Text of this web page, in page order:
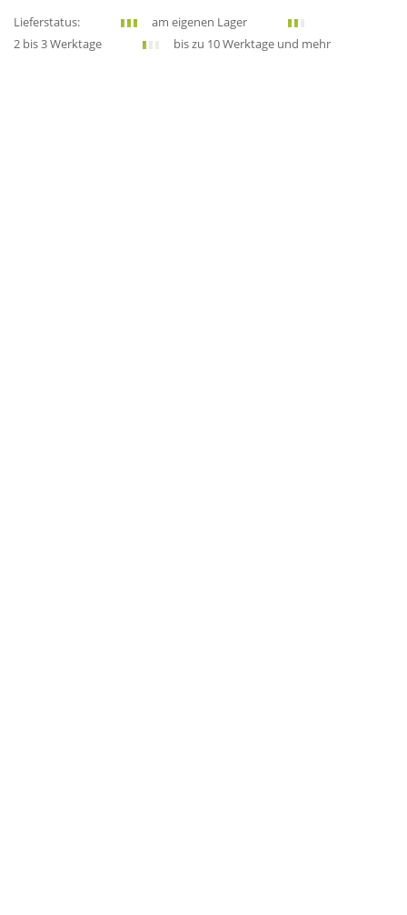
Lieferstatus:
am eigenen Lager
2 bis 3 Werktage
bis zu 10 Werktage und mehr